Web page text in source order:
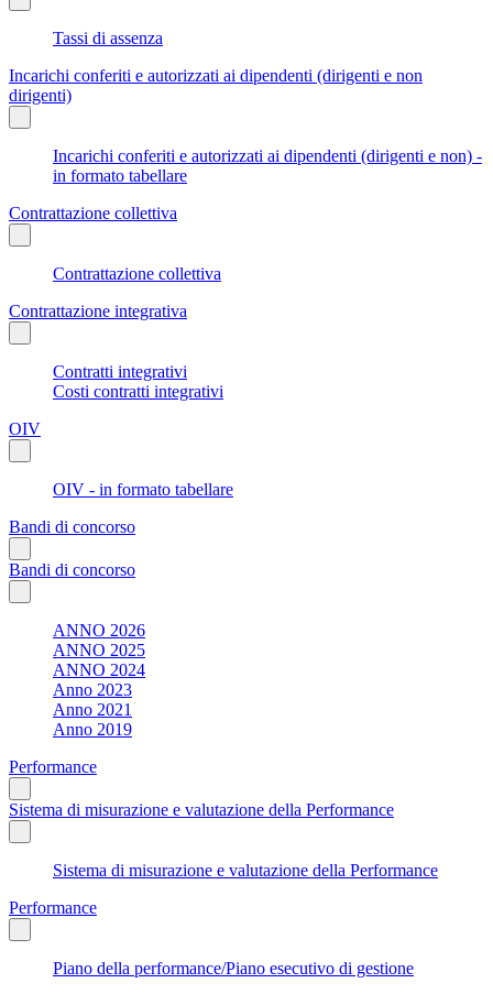
Tassi di assenza
Incarichi conferiti e autorizzati ai dipendenti (dirigenti e non
dirigenti)
Incarichi conferiti e autorizzati ai dipendenti (dirigenti e non) -
in formato tabellare
Contrattazione collettiva
Contrattazione collettiva
Contrattazione integrativa
Contratti integrativi
Costi contratti integrativi
OIV
OIV - in formato tabellare
Bandi di concorso
Bandi di concorso
ANNO 2026
ANNO 2025
ANNO 2024
Anno 2023
Anno 2021
Anno 2019
Performance
Sistema di misurazione e valutazione della Performance
Sistema di misurazione e valutazione della Performance
Performance
Piano della performance/Piano esecutivo di gestione